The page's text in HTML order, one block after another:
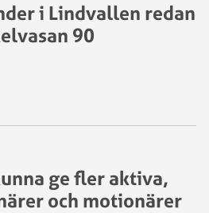
i Lindvallen redan
90
ge fler aktiva,
och motionärer